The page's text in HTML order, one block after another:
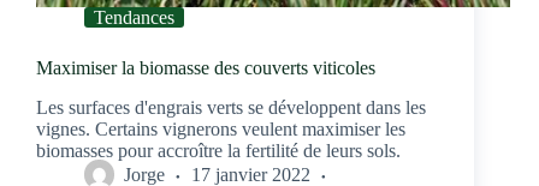
Tendances
Maximiser la biomasse des couverts viticoles
Les surfaces d'engrais verts se développent dans les
vignes. Certains vignerons veulent maximiser les
biomasses pour accroître la fertilité de leurs sols.
Jorge
17 janvier 2022